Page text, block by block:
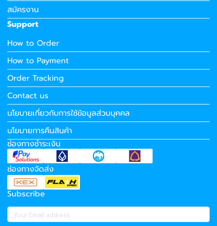
สมัครงาน
Support
How to Order
How to Payment
Order Tracking
Contact us
นโยบายเกี่ยวกับการใช้ข้อมูลส่วนบุคคล
นโยบายการคืนสินค้า
ช่องทางชำระเงิน
ช่องทางจัดส่ง
Subscribe